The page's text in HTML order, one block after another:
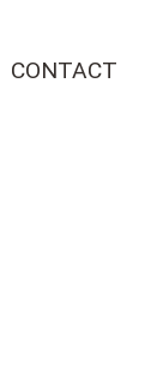
CONTACT